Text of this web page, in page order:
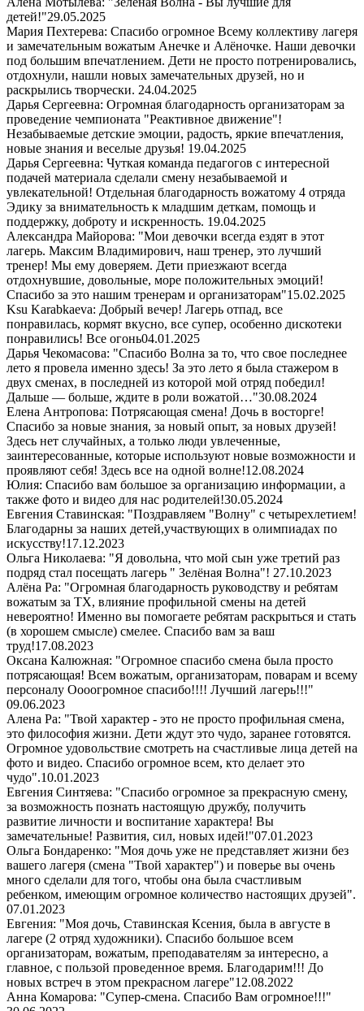
детей!"29.05.2025
Мария Пехтерева: Спасибо огромное Всему коллективу лагеря
и замечательным вожатым Анечке и Алёночке. Наши девочки
под большим впечатлением. Дети не просто потренировались,
отдохнули, нашли новых замечательных друзей, но и
раскрылись творчески. 24.04.2025
Дарья Сергеевна: Огромная благодарность организаторам за
проведение чемпионата "Реактивное движение"!
Незабываемые детские эмоции, радость, яркие впечатления,
новые знания и веселые друзья! 19.04.2025
Дарья Сергеевна: Чуткая команда педагогов с интересной
подачей материала сделали смену незабываемой и
увлекательной! Отдельная благодарность вожатому 4 отряда
Эдику за внимательность к младшим деткам, помощь и
поддержку, доброту и искренность. 19.04.2025
Александра Майорова: "Мои девочки всегда ездят в этот
лагерь. Максим Владимирович, наш тренер, это лучший
тренер! Мы ему доверяем. Дети приезжают всегда
отдохнувшие, довольные, море положительных эмоций!
Спасибо за это нашим тренерам и организаторам"15.02.2025
Ksu Karabkaeva: Добрый вечер! Лагерь отпад, все
понравилась, кормят вкусно, все супер, особенно дискотеки
понравились! Все огонь04.01.2025
Дарья Чекомасова: "Спасибо Волна за то, что свое последнее
лето я провела именно здесь! За это лето я была стажером в
двух сменах, в последней из которой мой отряд победил!
Дальше — больше, ждите в роли вожатой…"30.08.2024
Елена Антропова: Потрясающая смена! Дочь в восторге!
Спасибо за новые знания, за новый опыт, за новых друзей!
Здесь нет случайных, а только люди увлеченные,
заинтересованные, которые используют новые возможности и
проявляют себя! Здесь все на одной волне!12.08.2024
Юлия: Спасибо вам большое за организацию информации, а
также фото и видео для нас родителей!30.05.2024
Евгения Ставинская: "Поздравляем "Волну" с четырехлетием!
Благодарны за наших детей,участвующих в олимпиадах по
искусству!17.12.2023
Ольга Николаева: "Я довольна, что мой сын уже третий раз
подряд стал посещать лагерь " Зелёная Волна"! 27.10.2023
Алёна Ра: "Огромная благодарность руководству и ребятам
вожатым за ТХ, влияние профильной смены на детей
невероятно! Именно вы помогаете ребятам раскрыться и стать
(в хорошем смысле) смелее. Спасибо вам за ваш
труд!17.08.2023
Оксана Калюжная: "Огромное спасибо смена была просто
потрясающая! Всем вожатым, организаторам, поварам и всему
персоналу Оооогромное спасибо!!!! Лучший лагерь!!!"
09.06.2023
Алена Ра: "Твой характер - это не просто профильная смена,
это философия жизни. Дети ждут это чудо, заранее готовятся.
Огромное удовольствие смотреть на счастливые лица детей на
фото и видео. Спасибо огромное всем, кто делает это
чудо".10.01.2023
Евгения Синтяева: "Спасибо огромное за прекрасную смену,
за возможность познать настоящую дружбу, получить
развитие личности и воспитание характера! Вы
замечательные! Развития, сил, новых идей!"07.01.2023
Ольга Бондаренко: "Моя дочь уже не представляет жизни без
вашего лагеря (смена "Твой характер") и поверье вы очень
много сделали для того, чтобы она была счастливым
ребенком, имеющим огромное количество настоящих друзей".
07.01.2023
Евгения: "Моя дочь, Ставинская Ксения, была в августе в
лагере (2 отряд художники). Спасибо большое всем
организаторам, вожатым, преподавателям за интересно, а
главное, с пользой проведенное время. Благодарим!!! До
новых встреч в этом прекрасном лагере"12.08.2022
Анна Комарова: "Супер-смена. Спасибо Вам огромное!!!"